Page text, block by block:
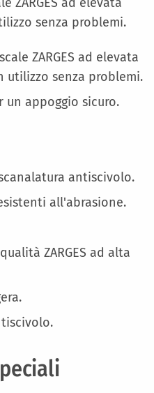
senza problemi.
ZARGES ad elevata
senza problemi.
un appoggio sicuro.
antiscivolo.
all'abrasione.
ZARGES ad alta